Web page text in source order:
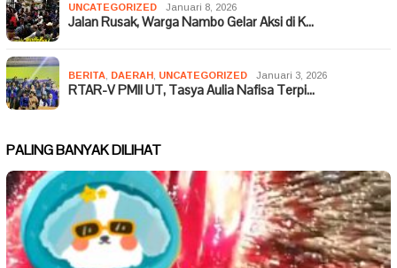
UNCATEGORIZED Januari 8, 2026
Jalan Rusak, Warga Nambo Gelar Aksi di K…
BERITA DAERAH UNCATEGORIZED Januari 3, 2026
RTAR-V PMII UT, Tasya Aulia Nafisa Terpi…
PALING BANYAK DILIHAT